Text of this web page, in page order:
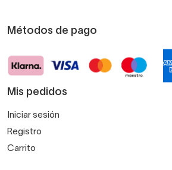
Métodos de pago
Mis pedidos
Iniciar sesión
Registro
Carrito